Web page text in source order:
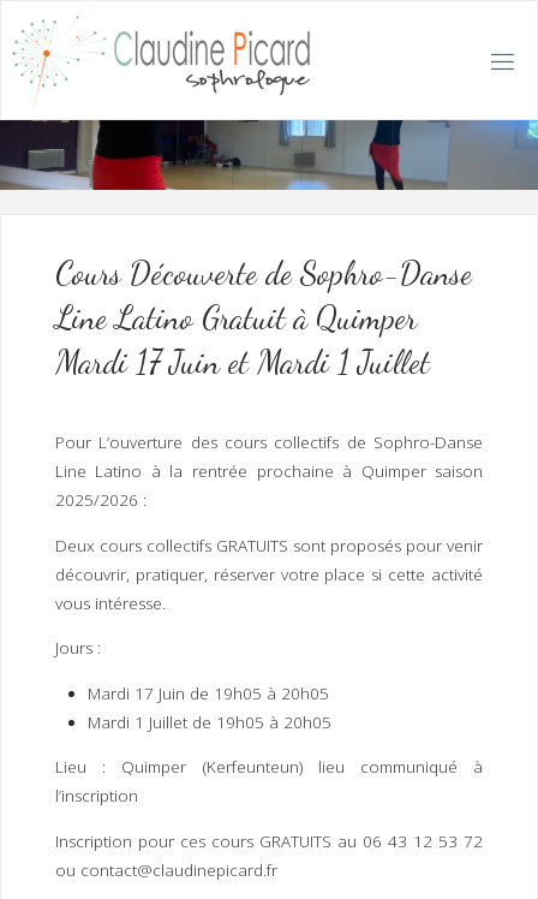
content
DIN
E
CA
D :
O
PHR
OL
OG
U
N
AP E
MP
ER
Cours Découverte de Sophro-Danse
Line Latino Gratuit à Quimper
Mardi 17 Juin et Mardi 1 Juillet
Pour L’ouverture des cours collectifs de Sophro-Danse
Line Latino à la rentrée prochaine à Quimper saison
2025/2026 :
Deux cours collectifs GRATUITS sont proposés pour venir
découvrir, pratiquer, réserver votre place si cette activité
vous intéresse.
Jours :
Mardi 17 Juin de 19h05 à 20h05
Mardi 1 Juillet de 19h05 à 20h05
Lieu : Quimper (Kerfeunteun) lieu communiqué à
l’inscription
Inscription pour ces cours GRATUITS au 06 43 12 53 72
ou contact@claudinepicard.fr